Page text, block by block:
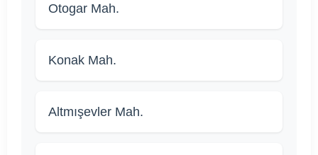
Otogar Mah.
Konak Mah.
Altmışevler Mah.